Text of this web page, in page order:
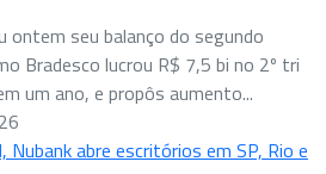
ontem seu balanço do segundo
Bradesco lucrou R$ 7,5 bi no 2º tri
um ano, e propôs aumento...